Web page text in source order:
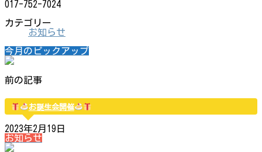
017-752-7024
カテゴリー
お知らせ
今月のピックアップ
前の記事
お誕生会開催
2023年2月19日
お知らせ